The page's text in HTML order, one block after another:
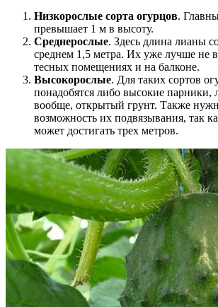
Низкорослые сорта огурцов.
превышает 1 м в высоту.
Среднерослые. Здесь длина лианы
среднем 1,5 метра. Их уже лучше не
тесных помещениях и на балконе.
Высокорослые. Для таких сортов
понадобятся либо высокие парники,
вообще, открытый грунт. Также
возможность их подвязывания, так
может достигать трех метров.